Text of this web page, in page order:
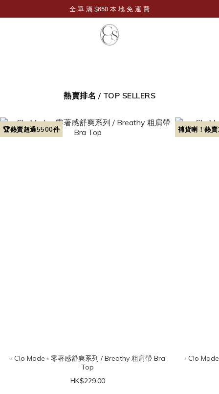
熱賣排名 / TOP SELLERS
🏆熱賣超過5500件
‹ Clo Made › 零著感舒爽系列 / Breathy 粗肩帶 Bra
Top
HK$229.00
補貨喇！熱
‹ Clo